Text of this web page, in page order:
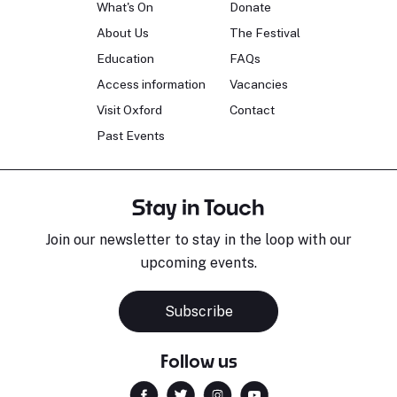
What's On
About Us
Education
Access information
Visit Oxford
Past Events
Donate
The Festival
FAQs
Vacancies
Contact
Stay in Touch
Join our newsletter to stay in the loop with our
upcoming events.
Subscribe
Follow us